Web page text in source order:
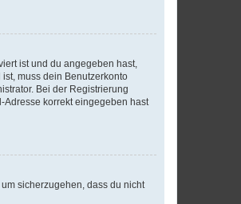
ist und du angegeben hast,
muss dein Benutzerkonto
Bei der Registrierung
Adresse korrekt eingegeben hast
sicherzugehen, dass du nicht